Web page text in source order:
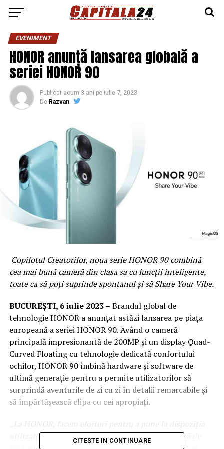
EVENIMENT
HONOR anunță lansarea globală a
seriei HONOR 90
Publicat acum 3 ani pe iulie 7, 2023
De Razvan
Copilotul Creatorilor, noua serie HONOR 90 combină
cea mai bună cameră din clasa sa cu funcții inteligente,
toate ca să poți suprinde spontanul și săShare Your Vibe.
BUCUREȘTI, 6 iulie 2023– Brandul global de
tehnologie HONOR a anunțat astăzi lansarea pe piața
europeană a seriei HONOR 90. Având o cameră
principală impresionantă de 200MP și un display Quad-
Curved Floating cu tehnologie dedicată confortului
ochilor, HONOR 90 îmbină hardware și software de
ultimă generație pentru a permite utilizatorilor să
surprindă aventurile de zi cu zi în detalii remarcabile și
să împărtășească clipa cu cei apropiați.
utilizatorilor din întreaga lume tehnologia noastră de
CITESTE IN CONTINUARE